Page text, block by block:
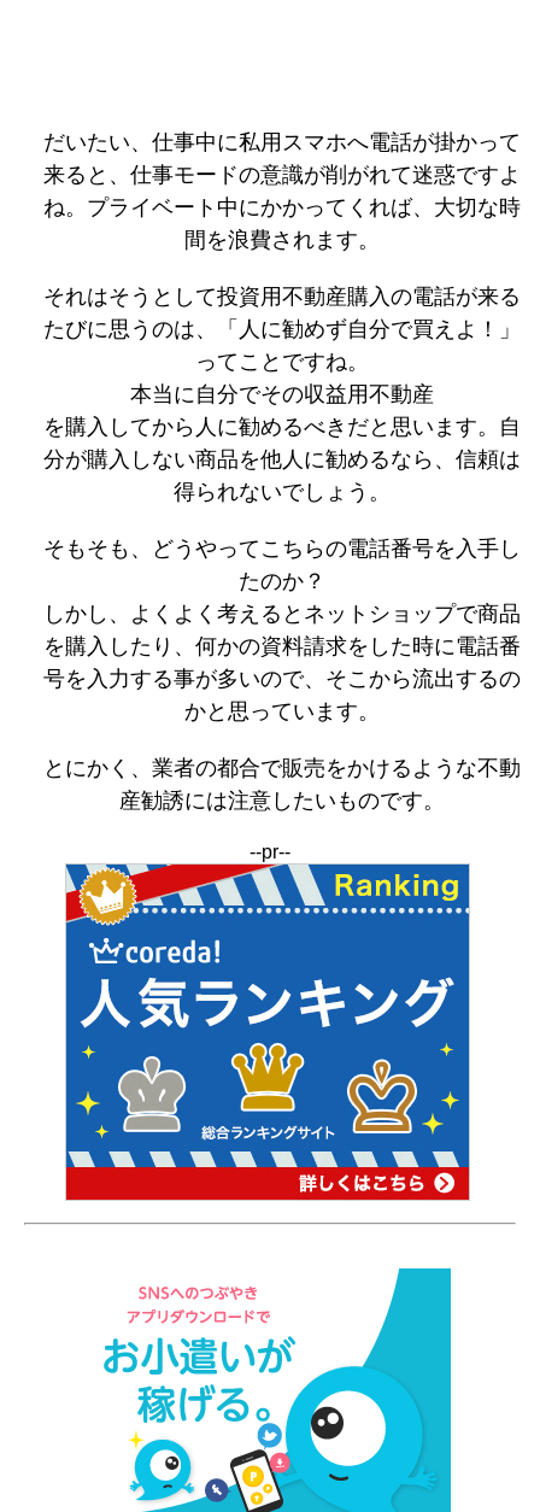
だいたい、仕事中に私用スマホへ電話が掛かって
来ると、仕事モードの意識が削がれて迷惑ですよ
ね。プライベート中にかかってくれば、大切な時
間を浪費されます。
それはそうとして投資用不動産購入の電話が来る
たびに思うのは、「人に勧めず自分で買えよ！」
ってことですね。
本当に自分でその収益用不動産
を購入してから人に勧めるべきだと思います。自
分が購入しない商品を他人に勧めるなら、信頼は
得られないでしょう。
そもそも、どうやってこちらの電話番号を入手し
たのか？
しかし、よくよく考えるとネットショップで商品
を購入したり、何かの資料請求をした時に電話番
号を入力する事が多いので、そこから流出するの
かと思っています。
とにかく、業者の都合で販売をかけるような不動
産勧誘には注意したいものです。
--pr--